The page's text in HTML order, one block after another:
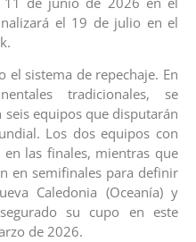
el 19 de julio en el
el sistema de repechaje. En
tradicionales, se
equipos que disputarán
Los dos equipos con
las finales, mientras que
en semifinales para definir
Caledonia (Oceanía) y
su cupo en este
de 2026.